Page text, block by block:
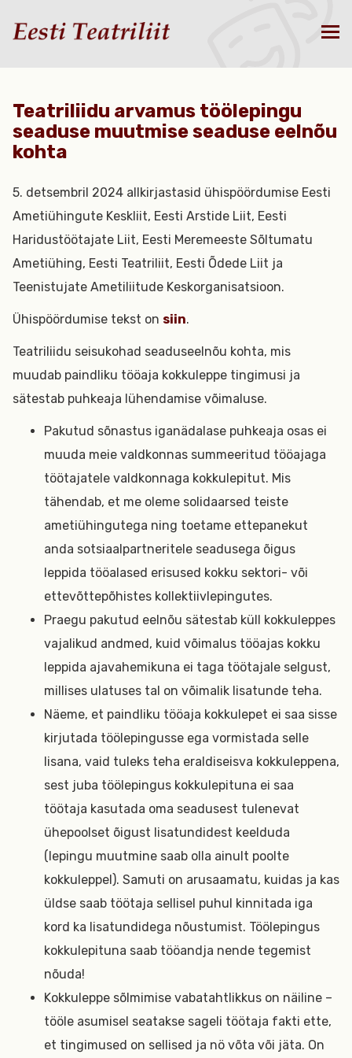
Teatriliidu arvamus töölepingu
seaduse muutmise seaduse eelnõu
kohta
5. detsembril 2024 allkirjastasid ühispöördumise Eesti
Ametiühingute Keskliit, Eesti Arstide Liit, Eesti
Haridustöötajate Liit, Eesti Meremeeste Sõltumatu
Ametiühing, Eesti Teatriliit, Eesti Õdede Liit ja
Teenistujate Ametiliitude Keskorganisatsioon.
Ühispöördumise tekst on siin.
Teatriliidu seisukohad seaduseelnõu kohta, mis
muudab paindliku tööaja kokkuleppe tingimusi ja
sätestab puhkeaja lühendamise võimaluse.
Pakutud sõnastus iganädalase puhkeaja osas ei
muuda meie valdkonnas summeeritud tööajaga
töötajatele valdkonnaga kokkulepitut. Mis
tähendab, et me oleme solidaarsed teiste
ametiühingutega ning toetame ettepanekut
anda sotsiaalpartneritele seadusega õigus
leppida tööalased erisused kokku sektori- või
ettevõttepõhistes kollektiivlepingutes.
Praegu pakutud eelnõu sätestab küll kokkuleppes
vajalikud andmed, kuid võimalus tööajas kokku
leppida ajavahemikuna ei taga töötajale selgust,
millises ulatuses tal on võimalik lisatunde teha.
Näeme, et paindliku tööaja kokkulepet ei saa sisse
kirjutada töölepingusse ega vormistada selle
lisana, vaid tuleks teha eraldiseisva kokkuleppena,
sest juba töölepingus kokkulepituna ei saa
töötaja kasutada oma seadusest tulenevat
ühepoolset õigust lisatundidest keelduda
(lepingu muutmine saab olla ainult poolte
kokkuleppel). Samuti on arusaamatu, kuidas ja kas
üldse saab töötaja sellisel puhul kinnitada iga
kord ka lisatundidega nõustumist. Töölepingus
kokkulepituna saab tööandja nende tegemist
nõuda!
Kokkuleppe sõlmimise vabatahtlikkus on näiline –
tööle asumisel seatakse sageli töötaja fakti ette,
et tingimused on sellised ja nö võta või jäta. On